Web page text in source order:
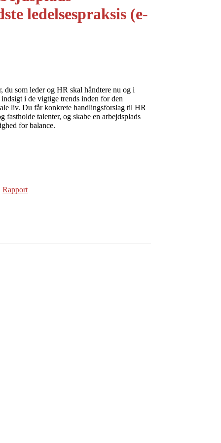
ledelsespraksis (e-
du som leder og HR skal håndtere nu og i
i de vigtige trends inden for den
liv. Du får konkrete handlingsforslag til HR
fastholde talenter, og skabe en arbejdsplads
for balance.
Rapport